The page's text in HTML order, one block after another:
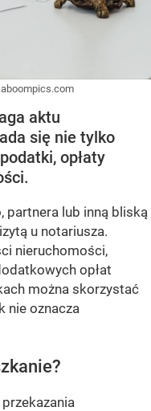
aktu
się nie tylko
opłaty
partnera lub inną bliską
u notariusza.
nieruchomości,
opłat
można skorzystać
nie oznacza